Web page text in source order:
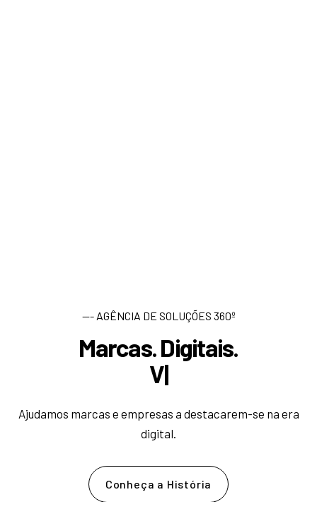
--- AGÊNCIA DE SOLUÇÕES 360º
Marcas. Digitais.
De
Ajudamos marcas e empresas a destacarem-se na era
digital.
Conheça a História